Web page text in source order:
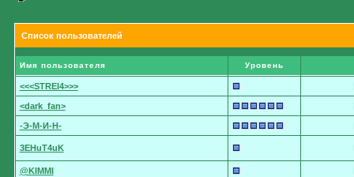
Список пользователей
Имя пользователя Уровень
<<<STREI4>>>
<dark_fan>
-Э-М-И-Н-
3EHuT4uK
@KIMMI